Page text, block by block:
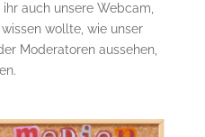
auch unsere Webcam,
wollte, wie unser
Moderatoren aussehen,